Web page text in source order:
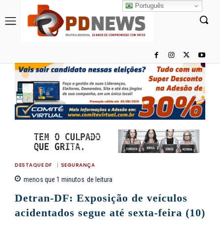
DESTAQUE DF SEGURANÇA
menos que 1 minutos de leitura
Detran-DF: Exposição de veículos
acidentados segue até sexta-feira (10)
Português